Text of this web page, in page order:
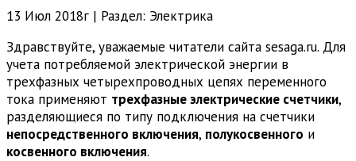
13 Июл 2018г | Раздел: Электрика
Здравствуйте, уважаемые читатели сайта sesaga.ru. Для
учета потребляемой электрической энергии в
трехфазных четырехпроводных цепях переменного
тока применяют трехфазные электрические счетчики,
разделяющиеся по типу подключения на счетчики
непосредственного включения, полукосвенного и
косвенного включения.